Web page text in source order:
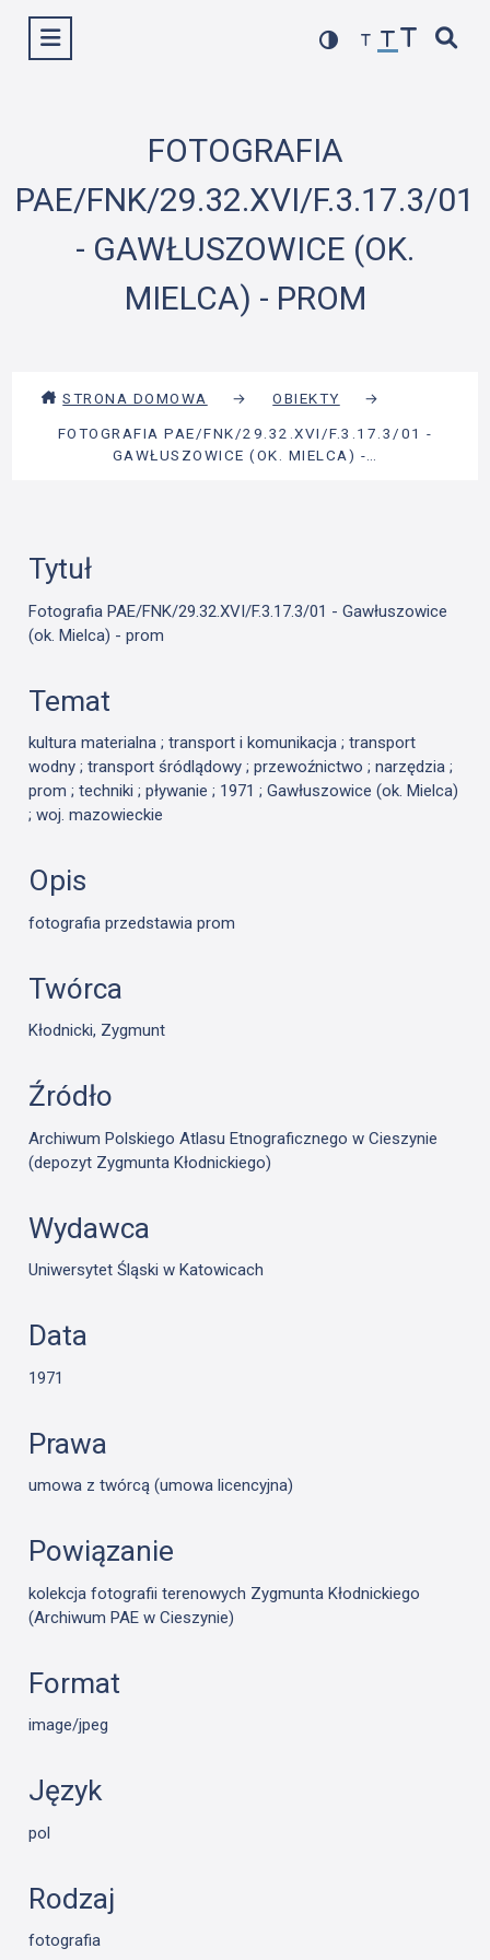
Wyświetl menu
FOTOGRAFIA
PAE/FNK/29.32.XVI/F.3.17.3/01
- GAWŁUSZOWICE (OK.
MIELCA) - PROM
STRONA DOMOWA → OBIEKTY
→
FOTOGRAFIA PAE/FNK/29.32.XVI/F.3.17.3/01 -
GAWŁUSZOWICE (OK. MIELCA) -…
Tytuł
Fotografia PAE/FNK/29.32.XVI/F.3.17.3/01 - Gawłuszowice
(ok. Mielca) - prom
Temat
kultura materialna ; transport i komunikacja ; transport
wodny ; transport śródlądowy ; przewoźnictwo ; narzędzia ;
prom ; techniki ; pływanie ; 1971 ; Gawłuszowice (ok. Mielca)
; woj. mazowieckie
Opis
fotografia przedstawia prom
Twórca
Kłodnicki, Zygmunt
Źródło
Archiwum Polskiego Atlasu Etnograficznego w Cieszynie
(depozyt Zygmunta Kłodnickiego)
Wydawca
Uniwersytet Śląski w Katowicach
Data
1971
Prawa
umowa z twórcą (umowa licencyjna)
Powiązanie
kolekcja fotografii terenowych Zygmunta Kłodnickiego
(Archiwum PAE w Cieszynie)
Format
image/jpeg
Język
pol
Rodzaj
fotografia